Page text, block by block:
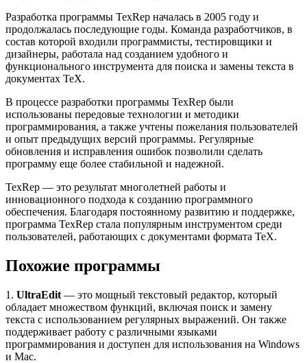
Разработка программы TexRep началась в 2005 году и
продолжалась последующие годы. Команда разработчиков, в
состав которой входили программисты, тестировщики и
дизайнеры, работала над созданием удобного и
функционального инструмента для поиска и замены текста в
документах TeX.
В процессе разработки программы TexRep были
использованы передовые технологии и методики
программирования, а также учтены пожелания пользователей
и опыт предыдущих версий программы. Регулярные
обновления и исправления ошибок позволили сделать
программу еще более стабильной и надежной.
TexRep — это результат многолетней работы и
инновационного подхода к созданию программного
обеспечения. Благодаря постоянному развитию и поддержке,
программа TexRep стала популярным инструментом среди
пользователей, работающих с документами формата TeX.
Похожие программы
1. UltraEdit — это мощный текстовый редактор, который
обладает множеством функций, включая поиск и замену
текста с использованием регулярных выражений. Он также
поддерживает работу с различными языками
программирования и доступен для использования на Windows
и Mac.